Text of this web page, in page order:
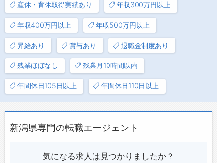
産休・育休取得実績あり 年収300万円以上
年収400万円以上 年収500万円以上
昇給あり 賞与あり 退職金制度あり
残業ほぼなし 残業月10時間以内
年間休日105日以上 年間休日110日以上
新潟県専門の転職エージェント
気になる求人は見つかりましたか？